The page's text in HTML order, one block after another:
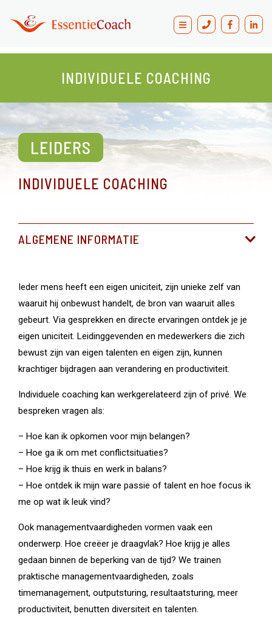
Contact
INDIVIDUELE COACHING
LEIDERS
INDIVIDUELE COACHING
ALGEMENE INFORMATIE
Ieder mens heeft een eigen uniciteit, zijn unieke zelf van
waaruit hij onbewust handelt, de bron van waaruit alles
gebeurt. Via gesprekken en directe ervaringen ontdek je je
eigen uniciteit. Leidinggevenden en medewerkers die zich
bewust zijn van eigen talenten en eigen zijn, kunnen
krachtiger bijdragen aan verandering en productiviteit.
Individuele coaching kan werkgerelateerd zijn of privé. We
bespreken vragen als:
– Hoe kan ik opkomen voor mijn belangen?
– Hoe ga ik om met conflictsituaties?
– Hoe krijg ik thuis en werk in balans?
– Hoe ontdek ik mijn ware passie of talent en hoe focus ik
me op wat ik leuk vind?
Ook managementvaardigheden vormen vaak een
onderwerp. Hoe creëer je draagvlak? Hoe krijg je alles
gedaan binnen de beperking van de tijd? We trainen
praktische managementvaardigheden, zoals
timemanagement, outputsturing, resultaatsturing, meer
productiviteit, benutten diversiteit en talenten.